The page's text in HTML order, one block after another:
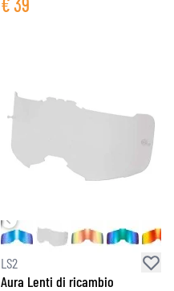
LS2
Aura Lenti di ricambio